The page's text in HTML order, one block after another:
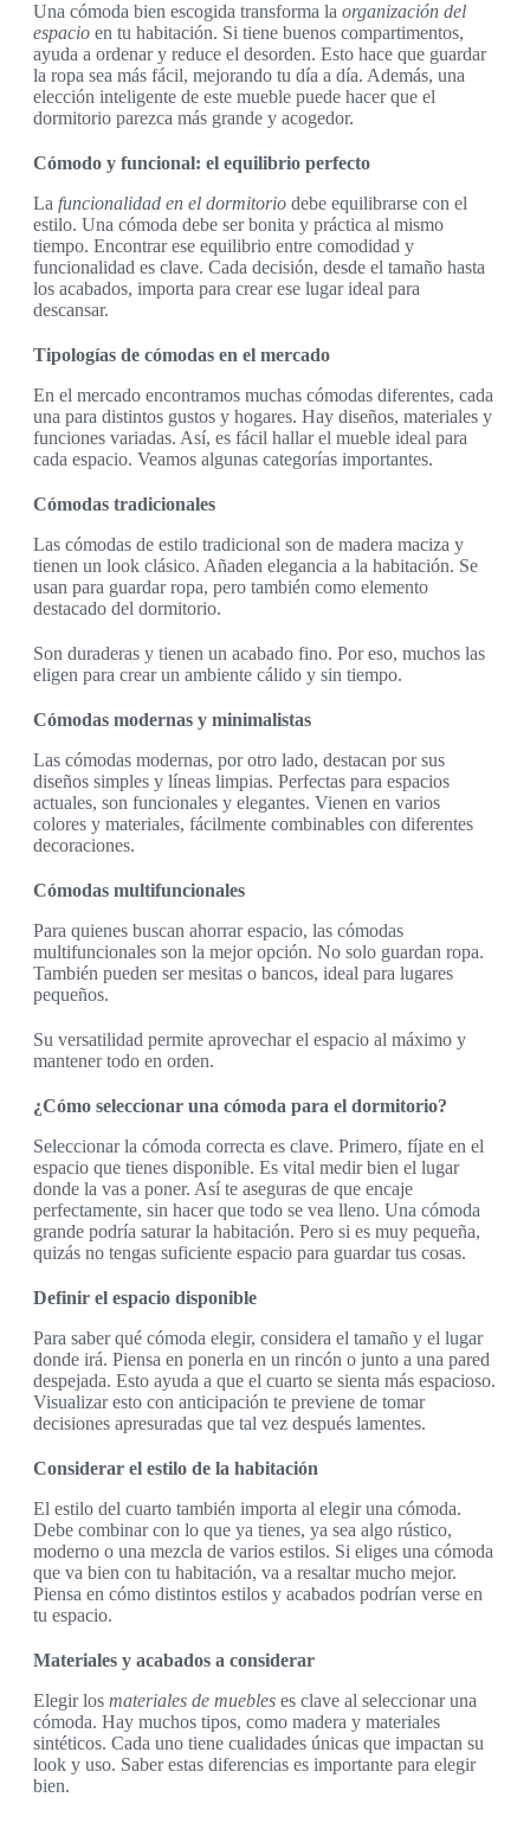
Una cómoda bien escogida transforma la organización del
espacio en tu habitación. Si tiene buenos compartimentos,
ayuda a ordenar y reduce el desorden. Esto hace que guardar
la ropa sea más fácil, mejorando tu día a día. Además, una
elección inteligente de este mueble puede hacer que el
dormitorio parezca más grande y acogedor.
Cómodo y funcional: el equilibrio perfecto
La funcionalidad en el dormitorio debe equilibrarse con el
estilo. Una cómoda debe ser bonita y práctica al mismo
tiempo. Encontrar ese equilibrio entre comodidad y
funcionalidad es clave. Cada decisión, desde el tamaño hasta
los acabados, importa para crear ese lugar ideal para
descansar.
Tipologías de cómodas en el mercado
En el mercado encontramos muchas cómodas diferentes, cada
una para distintos gustos y hogares. Hay diseños, materiales y
funciones variadas. Así, es fácil hallar el mueble ideal para
cada espacio. Veamos algunas categorías importantes.
Cómodas tradicionales
Las cómodas de estilo tradicional son de madera maciza y
tienen un look clásico. Añaden elegancia a la habitación. Se
usan para guardar ropa, pero también como elemento
destacado del dormitorio.
Son duraderas y tienen un acabado fino. Por eso, muchos las
eligen para crear un ambiente cálido y sin tiempo.
Cómodas modernas y minimalistas
Las cómodas modernas, por otro lado, destacan por sus
diseños simples y líneas limpias. Perfectas para espacios
actuales, son funcionales y elegantes. Vienen en varios
colores y materiales, fácilmente combinables con diferentes
decoraciones.
Cómodas multifuncionales
Para quienes buscan ahorrar espacio, las cómodas
multifuncionales son la mejor opción. No solo guardan ropa.
También pueden ser mesitas o bancos, ideal para lugares
pequeños.
Su versatilidad permite aprovechar el espacio al máximo y
mantener todo en orden.
¿Cómo seleccionar una cómoda para el dormitorio?
Seleccionar la cómoda correcta es clave. Primero, fíjate en el
espacio que tienes disponible. Es vital medir bien el lugar
donde la vas a poner. Así te aseguras de que encaje
perfectamente, sin hacer que todo se vea lleno. Una cómoda
grande podría saturar la habitación. Pero si es muy pequeña,
quizás no tengas suficiente espacio para guardar tus cosas.
Definir el espacio disponible
Para saber qué cómoda elegir, considera el tamaño y el lugar
donde irá. Piensa en ponerla en un rincón o junto a una pared
despejada. Esto ayuda a que el cuarto se sienta más espacioso.
Visualizar esto con anticipación te previene de tomar
decisiones apresuradas que tal vez después lamentes.
Considerar el estilo de la habitación
El estilo del cuarto también importa al elegir una cómoda.
Debe combinar con lo que ya tienes, ya sea algo rústico,
moderno o una mezcla de varios estilos. Si eliges una cómoda
que va bien con tu habitación, va a resaltar mucho mejor.
Piensa en cómo distintos estilos y acabados podrían verse en
tu espacio.
Materiales y acabados a considerar
Elegir los materiales de muebles es clave al seleccionar una
cómoda. Hay muchos tipos, como madera y materiales
sintéticos. Cada uno tiene cualidades únicas que impactan su
look y uso. Saber estas diferencias es importante para elegir
bien.